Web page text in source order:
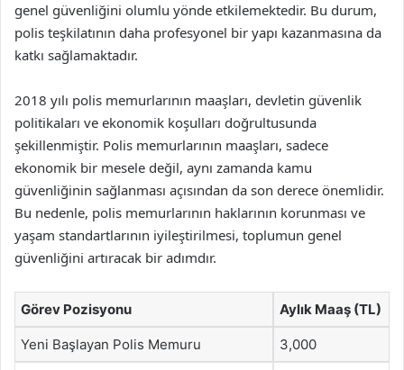
genel güvenliğini olumlu yönde etkilemektedir. Bu durum,
polis teşkilatının daha profesyonel bir yapı kazanmasına da
katkı sağlamaktadır.
2018 yılı polis memurlarının maaşları, devletin güvenlik
politikaları ve ekonomik koşulları doğrultusunda
şekillenmiştir. Polis memurlarının maaşları, sadece
ekonomik bir mesele değil, aynı zamanda kamu
güvenliğinin sağlanması açısından da son derece önemlidir.
Bu nedenle, polis memurlarının haklarının korunması ve
yaşam standartlarının iyileştirilmesi, toplumun genel
güvenliğini artıracak bir adımdır.
Görev Pozisyonu Aylık Maaş (TL)
Yeni Başlayan Polis Memuru 3,000